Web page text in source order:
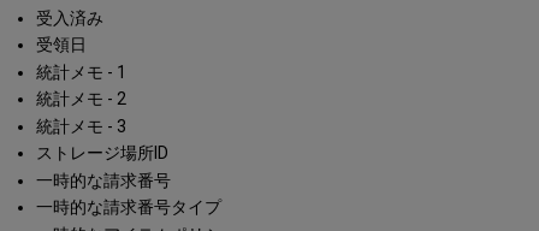
受入済み
受領日
統計メモ - 1
統計メモ - 2
統計メモ - 3
ストレージ場所ID
一時的な請求番号
一時的な請求番号タイプ